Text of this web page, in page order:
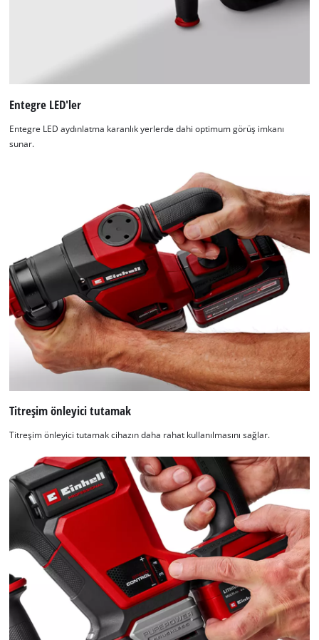
Entegre LED'ler
Entegre LED aydınlatma karanlık yerlerde dahi optimum görüş imkanı
sunar.
Titreşim önleyici tutamak
Titreşim önleyici tutamak cihazın daha rahat kullanılmasını sağlar.